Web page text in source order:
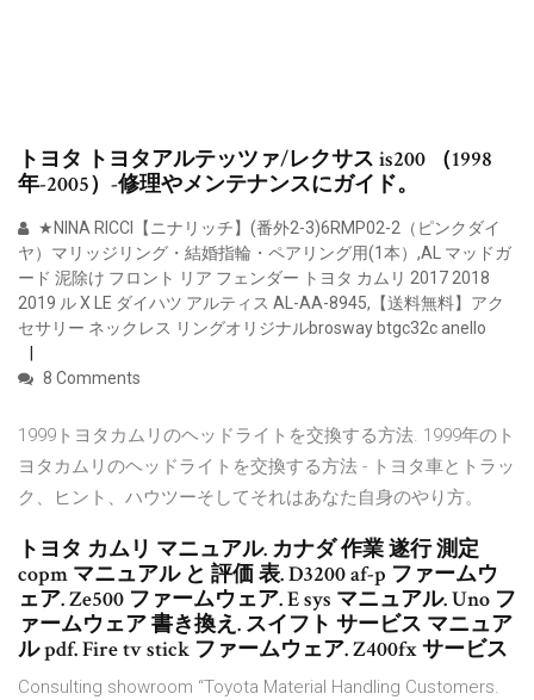
トヨタ トヨタアルテッツァ/レクサス is200 （1998
年-2005）-修理やメンテナンスにガイド。
★NINA RICCI【ニナリッチ】(番外2-3)6RMP02-2（ピンクダイ
ヤ）マリッジリング・結婚指輪・ペアリング用(1本）,AL マッドガ
ード 泥除け フロント リア フェンダー トヨタ カムリ 2017 2018
2019 ル X LE ダイハツ アルティス AL-AA-8945,【送料無料】アク
セサリー ネックレス リングオリジナルbrosway btgc32c anello
8 Comments
1999トヨタカムリのヘッドライトを交換する方法. 1999年のト
ヨタカムリのヘッドライトを交換する方法 - トヨタ車とトラッ
ク、ヒント、ハウツーそしてそれはあなた自身のやり方。
トヨタ カムリ マニュアル. カナダ 作業 遂行 測定
copm マニュアル と 評価 表. D3200 af-p ファームウ
ェア. Ze500 ファームウェア. E sys マニュアル. Uno フ
ァームウェア 書き換え. スイフト サービス マニュア
ル pdf. Fire tv stick ファームウェア. Z400fx サービス
Consulting showroom “Toyota Material Handling Customers.